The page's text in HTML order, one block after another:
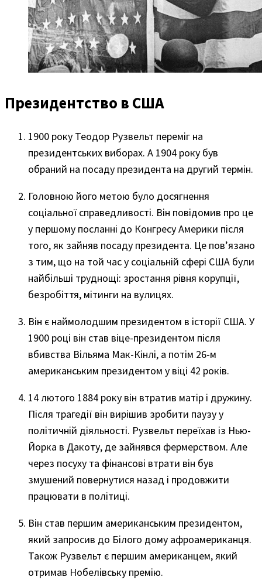
Президентство в США
1900 року Теодор Рузвельт переміг на
президентських виборах. А 1904 року був
обраний на посаду президента на другий термін.
Головною його метою було досягнення
соціальної справедливості. Він повідомив про це
у першому посланні до Конгресу Америки після
того, як зайняв посаду президента. Це пов’язано
з тим, що на той час у соціальній сфері США були
найбільші труднощі: зростання рівня корупції,
безробіття, мітинги на вулицях.
Він є наймолодшим президентом в історії США. У
1900 році він став віце-президентом після
вбивства Вільяма Мак-Кінлі, а потім 26-м
американським президентом у віці 42 років.
14 лютого 1884 року він втратив матір і дружину.
Після трагедії він вирішив зробити паузу у
політичній діяльності. Рузвельт переїхав із Нью-
Йорка в Дакоту, де зайнявся фермерством. Але
через посуху та фінансові втрати він був
змушений повернутися назад і продовжити
працювати в політиці.
Він став першим американським президентом,
який запросив до Білого дому афроамериканця.
Також Рузвельт є першим американцем, який
отримав Нобелівську премію.